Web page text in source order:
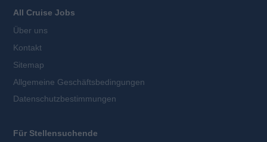
All Cruise Jobs
Über uns
Kontakt
Sitemap
Allgemeine Geschäftsbedingungen
Datenschutzbestimmungen
Für Stellensuchende